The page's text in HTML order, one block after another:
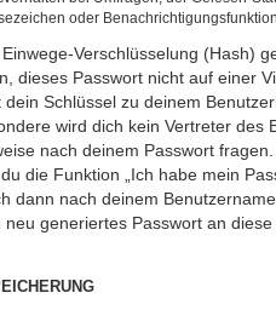
oder
Verschlüsselung (Hash)
dieses Passwort nicht auf einer
Schlüssel zu deinem
wird dich kein Vertreter des
nach deinem Passwort
die Funktion „Ich habe mein
dann nach deinem
generiertes Passwort an